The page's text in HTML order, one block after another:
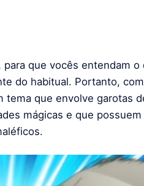
que vocês entendam o
do habitual. Portanto,
tema que envolve garotas
mágicas e que possuem